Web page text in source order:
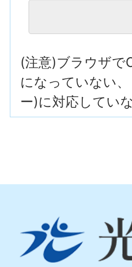
(注意)ブラウザで
になっていない
ー)に対応してい
市